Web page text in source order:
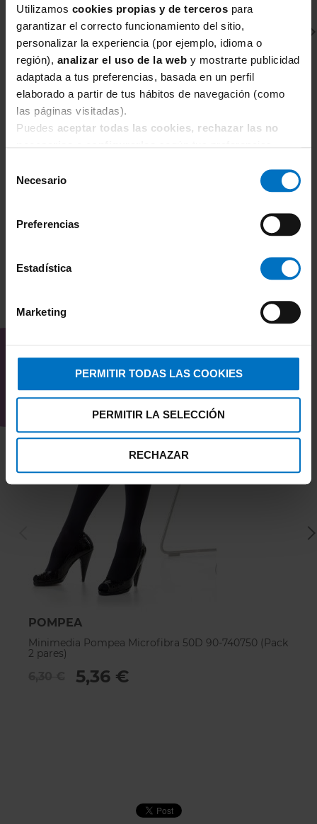
Utilizamos cookies propias y de terceros para
garantizar el correcto funcionamiento del sitio,
personalizar la experiencia (por ejemplo, idioma o
región), analizar el uso de la web y mostrarte publicidad
adaptada a tus preferencias, basada en un perfil
elaborado a partir de tus hábitos de navegación (como
las páginas visitadas).
Puedes aceptar todas las cookies, rechazar las no
Necesario
Preferencias
Estadística
Marketing
PERMITIR TODAS LAS COOKIES
PERMITIR LA SELECCIÓN
RECHAZAR
SIMONE PERELE
80,00 €
TAMBIÉN TE PUEDE
POMPEA
Minimedia Pompea Microfibra 50D 90-740750 (Pack
2 pares)
5,36 €